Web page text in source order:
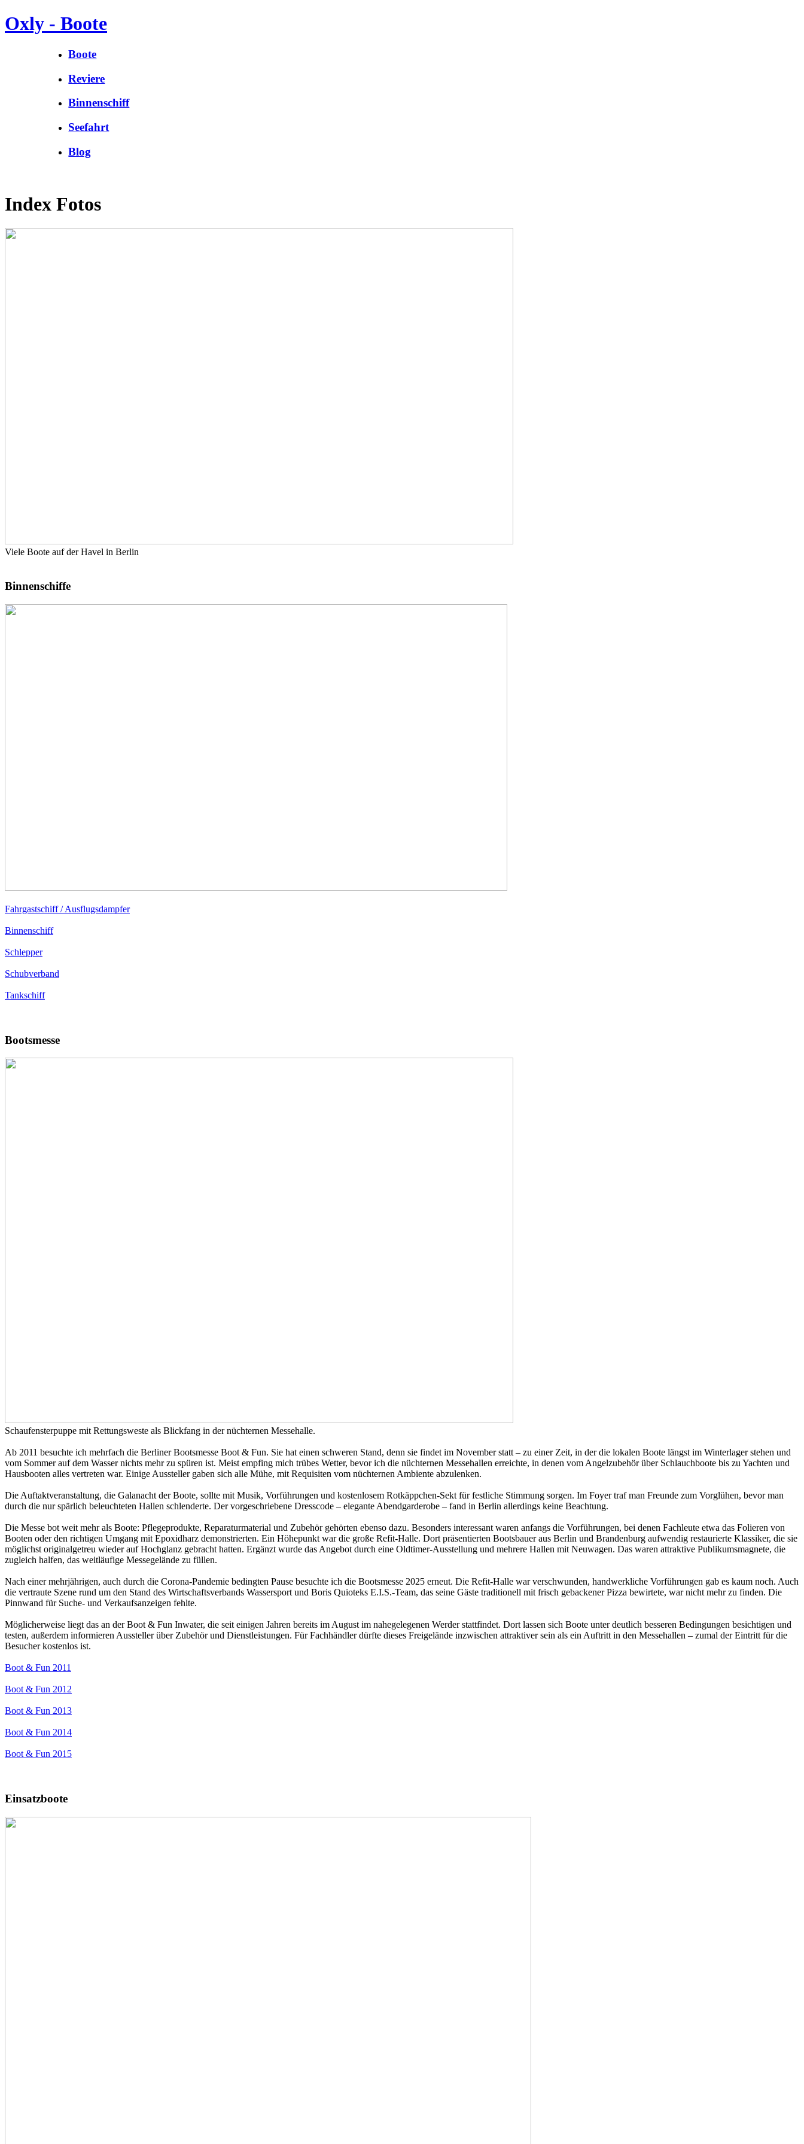
Oxly - Boote
Boote
Reviere
Binnenschiff
Seefahrt
Blog
Index Fotos
Viele Boote auf der Havel in Berlin
Binnenschiffe
Fahrgastschiff / Ausflugsdampfer
Binnenschiff
Schlepper
Schubverband
Tankschiff
Bootsmesse
Schaufensterpuppe mit Rettungsweste als Blickfang in der nüchternen Messehalle.
Ab 2011 besuchte ich mehrfach die Berliner Bootsmesse Boot & Fun. Sie hat einen schweren Stand, denn sie findet im November statt – zu einer Zeit, in der die lokalen Boote längst im Winterlager stehen und
vom Sommer auf dem Wasser nichts mehr zu spüren ist. Meist empfing mich trübes Wetter, bevor ich die nüchternen Messehallen erreichte, in denen vom Angelzubehör über Schlauchboote bis zu Yachten und
Hausbooten alles vertreten war. Einige Aussteller gaben sich alle Mühe, mit Requisiten vom nüchternen Ambiente abzulenken.
Die Auftaktveranstaltung, die Galanacht der Boote, sollte mit Musik, Vorführungen und kostenlosem Rotkäppchen-Sekt für festliche Stimmung sorgen. Im Foyer traf man Freunde zum Vorglühen, bevor man
durch die nur spärlich beleuchteten Hallen schlenderte. Der vorgeschriebene Dresscode – elegante Abendgarderobe – fand in Berlin allerdings keine Beachtung.
Die Messe bot weit mehr als Boote: Pflegeprodukte, Reparaturmaterial und Zubehör gehörten ebenso dazu. Besonders interessant waren anfangs die Vorführungen, bei denen Fachleute etwa das Folieren von
Booten oder den richtigen Umgang mit Epoxidharz demonstrierten. Ein Höhepunkt war die große Refit-Halle. Dort präsentierten Bootsbauer aus Berlin und Brandenburg aufwendig restaurierte Klassiker, die sie
möglichst originalgetreu wieder auf Hochglanz gebracht hatten. Ergänzt wurde das Angebot durch eine Oldtimer-Ausstellung und mehrere Hallen mit Neuwagen. Das waren attraktive Publikumsmagnete, die
zugleich halfen, das weitläufige Messegelände zu füllen.
Nach einer mehrjährigen, auch durch die Corona-Pandemie bedingten Pause besuchte ich die Bootsmesse 2025 erneut. Die Refit-Halle war verschwunden, handwerkliche Vorführungen gab es kaum noch. Auch
die vertraute Szene rund um den Stand des Wirtschaftsverbands Wassersport und Boris Quioteks E.I.S.-Team, das seine Gäste traditionell mit frisch gebackener Pizza bewirtete, war nicht mehr zu finden. Die
Pinnwand für Suche- und Verkaufsanzeigen fehlte.
Möglicherweise liegt das an der Boot & Fun Inwater, die seit einigen Jahren bereits im August im nahegelegenen Werder stattfindet. Dort lassen sich Boote unter deutlich besseren Bedingungen besichtigen und
testen, außerdem informieren Aussteller über Zubehör und Dienstleistungen. Für Fachhändler dürfte dieses Freigelände inzwischen attraktiver sein als ein Auftritt in den Messehallen – zumal der Eintritt für die
Besucher kostenlos ist.
Boot & Fun 2011
Boot & Fun 2012
Boot & Fun 2013
Boot & Fun 2014
Boot & Fun 2015
Einsatzboote